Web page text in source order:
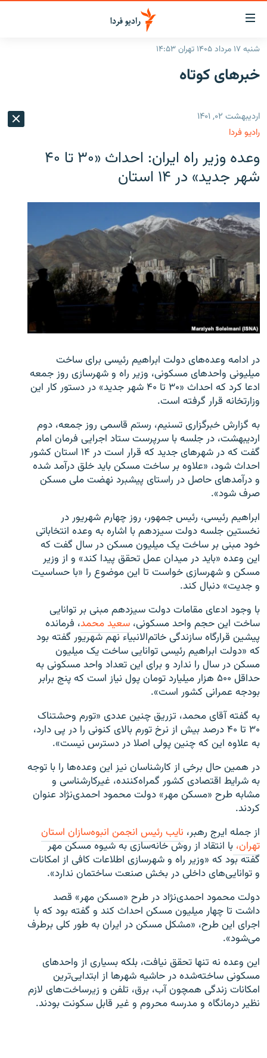
لینک‌های
قابلیت
دسترسی
بازگشت
اصلی
رفتن
صفحه
جستجو
ایران
رادیو
انتخاب کنید و بشنوید
برنامه‌های رادیویی
چندرسانه‌ای
گزارش‌های ویدئویی
English
به ما بپیوندید
زبان‌های دیگر
شنبه ۱۷ مرداد ۱۴۰۵ تهران ۱۴:۵۳
خبرهای کوتاه
اردیبهشت ۰۲, ۱۴۰۱
رادیو فردا
وعده وزیر راه ایران: احداث «۳۰ تا ۴۰
شهر جدید» در ۱۴ استان
در ادامه وعده‌های دولت ابراهیم رئیسی برای ساخت
میلیونی واحدهای مسکونی، وزیر راه و شهرسازی روز جمعه
ادعا کرد که احداث «۳۰ تا ۴۰ شهر جدید» در دستور کار این
وزارتخانه قرار گرفته است.
به گزارش خبرگزاری تسنیم، رستم قاسمی روز جمعه، دوم
اردیبهشت، در جلسه با سرپرست ستاد اجرایی فرمان امام
گفت که در شهرهای جدید که قرار است در ۱۴ استان کشور
احداث شود، «علاوه بر ساخت مسکن باید خلق درآمد شده
و درآمدهای حاصل در راستای پیشبرد نهضت ملی مسکن
صرف شود».
ابراهیم رئیسی، رئیس‌ جمهور، روز چهارم شهریور در
نخستین جلسه دولت سیزدهم با اشاره به وعده انتخاباتی
خود مبنی بر ساخت یک میلیون مسکن در سال گفت که
این وعده «باید در میدان عمل تحقق پیدا کند» و از وزیر
مسکن و شهرسازی خواست تا این موضوع را «با حساسیت
و جدیت» دنبال کند.
با وجود ادعای مقامات دولت سیزدهم مبنی بر توانایی
ساخت این حجم واحد مسکونی، سعید محمد، فرمانده
پیشین قرارگاه سازندگی خاتم‌الانبیاء نهم شهریور گفته بود
که «دولت ابراهیم رئیسی توانایی ساخت یک میلیون
مسکن در سال را ندارد و برای این تعداد واحد مسکونی به
حداقل ۵۰۰ هزار میلیارد تومان پول نیاز است که پنج برابر
بودجه عمرانی کشور است».
به گفته آقای محمد، تزریق چنین عددی «تورم وحشتناک
۳۰ تا ۴۰ درصد بیش از نرخ تورم بالای کنونی را در پی دارد،
به‌ علاوه این‌ که چنین پولی اصلا در دسترس نیست».
در همین حال برخی از کارشناسان نیز این وعده‌ها را با توجه
به شرایط اقتصادی کشور گمراه‌کننده، غیرکارشناسی و
مشابه طرح «مسکن مهر» دولت محمود احمدی‌نژاد عنوان
کردند.
از جمله ایرج رهبر، نایب‌ رئیس انجمن انبوه‌سازان استان
تهران، با انتقاد از روش خانه‌سازی به شیوه مسکن مهر
گفته بود که «وزیر راه و شهرسازی اطلاعات کافی از امکانات
و توانایی‌های داخلی در بخش صنعت ساختمان ندارد».
دولت محمود احمدی‌نژاد در طرح «مسکن مهر» قصد
داشت تا چهار میلیون مسکن احداث کند و گفته بود که با
اجرای این طرح، «مشکل مسکن در ایران به طور کلی برطرف
می‌شود».
این وعده نه تنها تحقق نیافت، بلکه بسیاری از واحدهای
مسکونی ساخته‌شده در حاشیه شهرها از ابتدایی‌ترین
امکانات زندگی همچون آب، برق، تلفن و زیرساخت‌های لازم
نظیر درمانگاه و مدرسه محروم و غیر قابل سکونت بودند.